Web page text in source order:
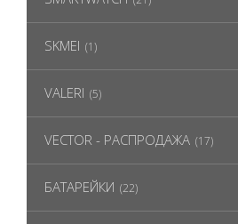
SKMEI (1)
VALERI (5)
VECTOR - РАСПРОДАЖА (17)
БАТАРЕЙКИ (22)